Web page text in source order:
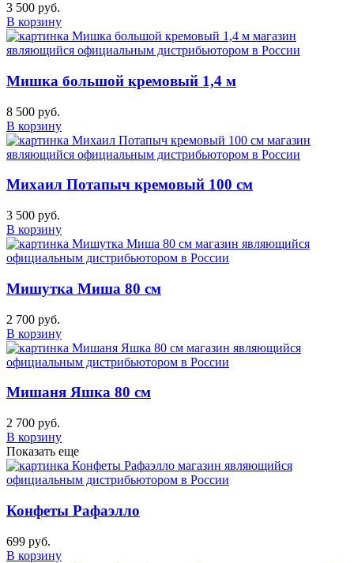
3 500 руб.
В корзину
Мишка большой кремовый 1,4 м
8 500 руб.
В корзину
Михаил Потапыч кремовый 100 см
3 500 руб.
В корзину
Мишутка Миша 80 см
2 700 руб.
В корзину
Мишаня Яшка 80 см
2 700 руб.
В корзину
Показать еще
Конфеты Рафаэлло
699 руб.
В корзину